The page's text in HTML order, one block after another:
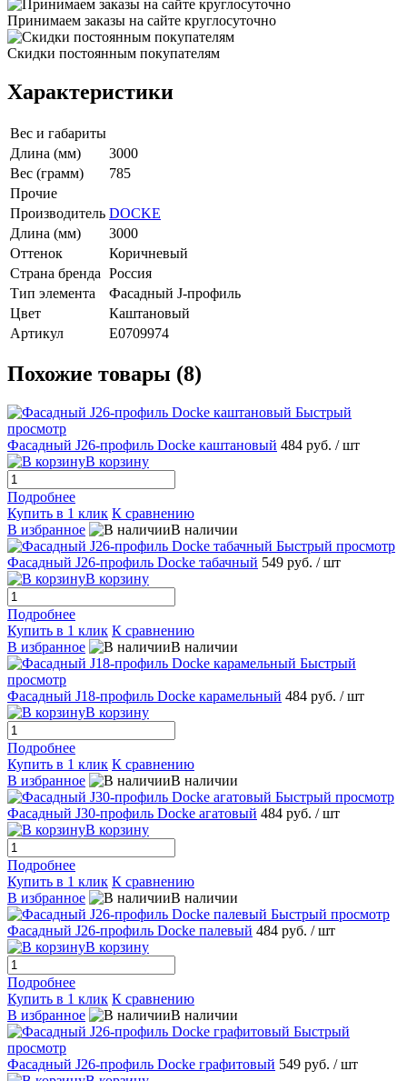
Принимаем заказы на сайте круглосуточно
Скидки постоянным покупателям
Характеристики
Вес и габариты
Длина (мм)
3000
Вес (грамм)
785
Прочие
Производитель DOCKE
Длина (мм)
3000
Оттенок
Коричневый
Страна бренда Россия
Тип элемента
Фасадный J-профиль
Цвет
Каштановый
Артикул
E0709974
Похожие товары (8)
Быстрый
просмотр
Фасадный J26-профиль Docke каштановый 484 руб. / шт
В корзину
Подробнее
Купить в 1 клик К сравнению
В избранное
В наличии
Быстрый просмотр
Фасадный J26-профиль Docke табачный 549 руб. / шт
В корзину
Подробнее
Купить в 1 клик К сравнению
В избранное
В наличии
Быстрый
просмотр
Фасадный J18-профиль Docke карамельный 484 руб. / шт
В корзину
Подробнее
Купить в 1 клик К сравнению
В избранное
В наличии
Быстрый просмотр
Фасадный J30-профиль Docke агатовый 484 руб. / шт
В корзину
Подробнее
Купить в 1 клик К сравнению
В избранное
В наличии
Быстрый просмотр
Фасадный J26-профиль Docke палевый 484 руб. / шт
В корзину
Подробнее
Купить в 1 клик К сравнению
В избранное
В наличии
Быстрый
просмотр
Фасадный J26-профиль Docke графитовый 549 руб. / шт